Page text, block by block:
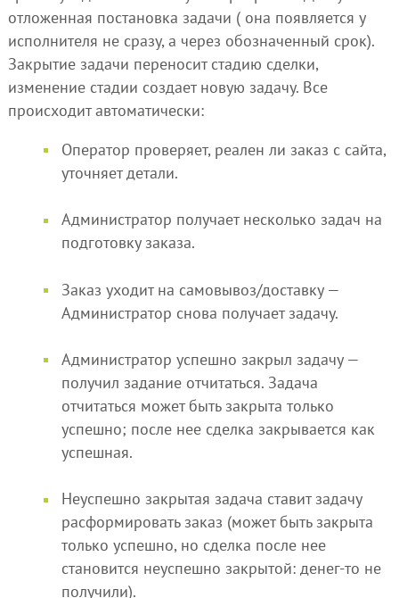
отложенная постановка задачи ( она появляется у
исполнителя не сразу, а через обозначенный срок).
Закрытие задачи переносит стадию сделки,
изменение стадии создает новую задачу. Все
происходит автоматически:
Оператор проверяет, реален ли заказ с сайта,
уточняет детали.
Администратор получает несколько задач на
подготовку заказа.
Заказ уходит на самовывоз/доставку —
Администратор снова получает задачу.
Администратор успешно закрыл задачу —
получил задание отчитаться. Задача
отчитаться может быть закрыта только
успешно; после нее сделка закрывается как
успешная.
Неуспешно закрытая задача ставит задачу
расформировать заказ (может быть закрыта
только успешно, но сделка после нее
становится неуспешно закрытой: денег-то не
получили).